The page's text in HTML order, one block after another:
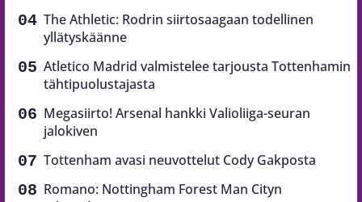
The Athletic: Rodrin siirtosaagaan todellinen
yllätyskäänne
Atletico Madrid valmistelee tarjousta Tottenhamin
tähtipuolustajasta
Megasiirto! Arsenal hankki Valioliiga-seuran
jalokiven
Tottenham avasi neuvottelut Cody Gakposta
Romano: Nottingham Forest Man Cityn